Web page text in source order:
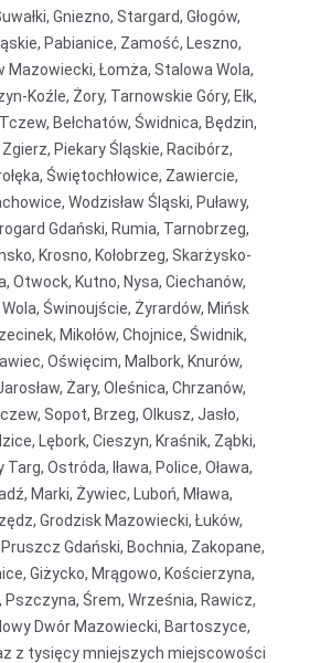
Gniezno, Stargard, Głogów,
Pabianice, Zamość, Leszno,
Mazowiecki, Łomża, Stalowa Wola,
Koźle, Żory, Tarnowskie Góry, Ełk,
Bełchatów, Świdnica, Będzin,
Zgierz, Piekary Śląskie, Racibórz,
Świętochłowice, Zawiercie,
Wodzisław Śląski, Puławy,
Gdański, Rumia, Tarnobrzeg,
Krosno, Kołobrzeg, Skarżysko-
Otwock, Kutno, Nysa, Ciechanów,
Świnoujście, Żyrardów, Mińsk
Mikołów, Chojnice, Świdnik,
Oświęcim, Malbork, Knurów,
Żary, Oleśnica, Chrzanów,
Sopot, Brzeg, Olkusz, Jasło,
Lębork, Cieszyn, Kraśnik, Ząbki,
Ostróda, Iława, Police, Oława,
Marki, Żywiec, Luboń, Mława,
Grodzisk Mazowiecki, Łuków,
Gdański, Bochnia, Zakopane,
Giżycko, Mrągowo, Kościerzyna,
Pszczyna, Śrem, Września, Rawicz,
Dwór Mazowiecki, Bartoszyce,
z tysięcy mniejszych miejscowości